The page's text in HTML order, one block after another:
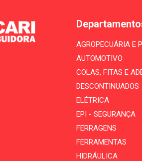
AGROPECUÁRIA E
AUTOMOTIVO
COLAS, FITAS E
DESCONTINUADOS
ELÉTRICA
EPI - SEGURANÇA
FERRAGENS
FERRAMENTAS
HIDRÁULICA